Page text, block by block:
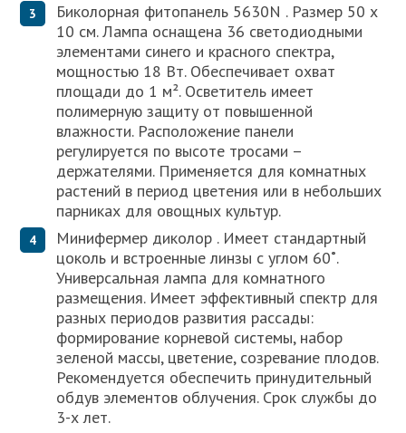
Биколорная фитопанель 5630N . Размер 50 х
10 см. Лампа оснащена 36 светодиодными
элементами синего и красного спектра,
мощностью 18 Вт. Обеспечивает охват
площади до 1 м². Осветитель имеет
полимерную защиту от повышенной
влажности. Расположение панели
регулируется по высоте тросами –
держателями. Применяется для комнатных
растений в период цветения или в небольших
парниках для овощных культур.
Минифермер диколор . Имеет стандартный
цоколь и встроенные линзы с углом 60˚.
Универсальная лампа для комнатного
размещения. Имеет эффективный спектр для
разных периодов развития рассады:
формирование корневой системы, набор
зеленой массы, цветение, созревание плодов.
Рекомендуется обеспечить принудительный
обдув элементов облучения. Срок службы до
3-х лет.